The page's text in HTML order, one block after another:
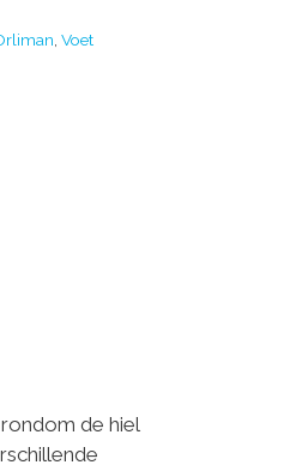
Voet
de hiel